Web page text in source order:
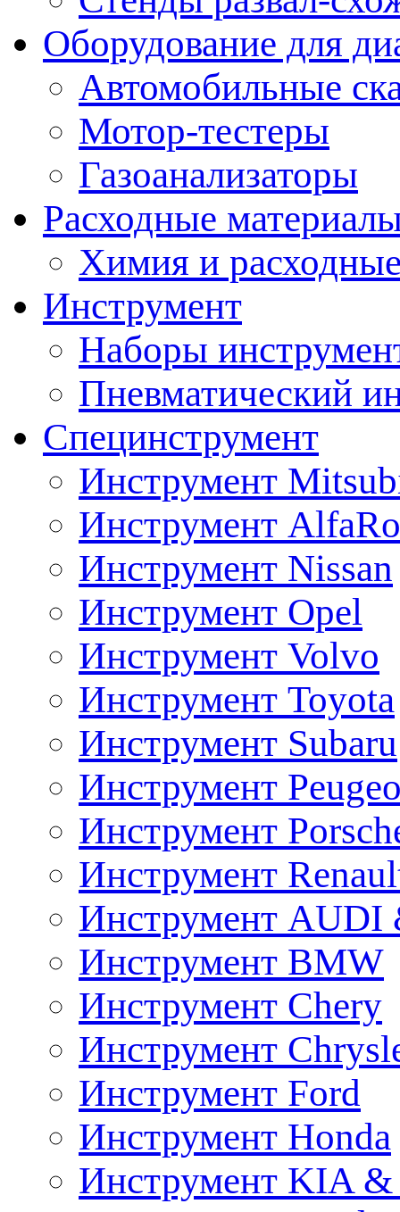
Оборудование для
Автомобильные
Мотор-тестеры
Газоанализаторы
Расходные
Химия и
Инструмент
Наборы
Пневматический
Специнструмент
Инструмент
Инструмент
Инструмент Nissan
Инструмент Opel
Инструмент Volvo
Инструмент Toyota
Инструмент Subaru
Инструмент
Инструмент
Инструмент
Инструмент AUDI
Инструмент BMW
Инструмент Chery
Инструмент
Инструмент Ford
Инструмент Honda
Инструмент KIA